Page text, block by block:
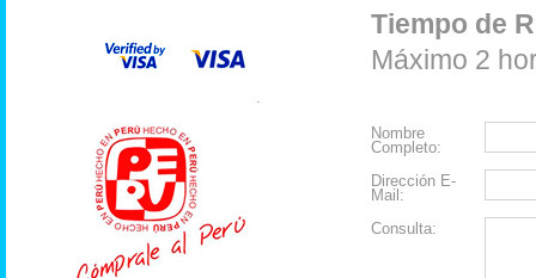
Tiempo de
Máximo 2
Nombre
Completo:
Dirección E-
Mail:
Consulta:
.